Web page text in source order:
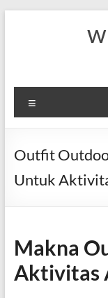
Outfit
Untuk
Makna
Aktivitas